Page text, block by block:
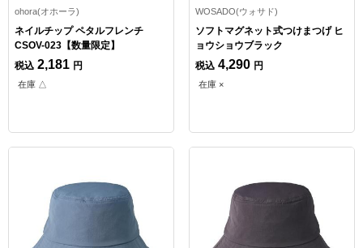
ohora(オホーラ)
ネイルチップ ペタルフレンチ
CSOV-023【数量限定】
税込 2,181 円
在庫 △
WOSADO(ウォサド)
ソフトマグネット式つけまつげ ヒ
ョウショウブラック
税込 4,290 円
在庫 ×